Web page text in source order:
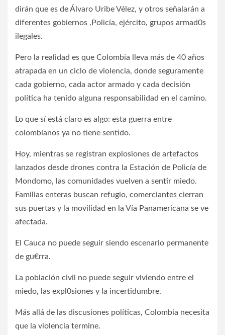
dirán que es de Álvaro Uribe Vélez, y otros señalarán a
diferentes gobiernos ,Policía, ejército, grupos armad0s
ilegales.
Pero la realidad es que Colombia lleva más de 40 años
atrapada en un ciclo de violencia, donde seguramente
cada gobierno, cada actor armado y cada decisión
política ha tenido alguna responsabilidad en el camino.
Lo que sí está claro es algo: esta guerra entre
colombianos ya no tiene sentido.
Hoy, mientras se registran explosiones de artefactos
lanzados desde drones contra la Estación de Policía de
Mondomo, las comunidades vuelven a sentir miedo.
Familias enteras buscan refugio, comerciantes cierran
sus puertas y la movilidad en la Vía Panamericana se ve
afectada.
El Cauca no puede seguir siendo escenario permanente
de gu€rra.
La población civil no puede seguir viviendo entre el
miedo, las expl0siones y la incertidumbre.
Más allá de las discusiones políticas, Colombia necesita
que la violencia termine.